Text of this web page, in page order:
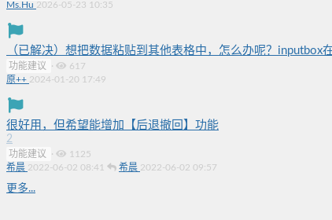
Ms.Hu 2026-05-23 10:35
（已解决）想把数据粘贴到其他表格中，怎么办呢？inputbox
功能建议 ·
617
原++ 2024-01-20 17:49
很好用，但希望能增加【后退撤回】功能
2
功能建议 ·
1125
希晨 2022-06-02 08:41 希晨 2022-06-02 09:57
更多...